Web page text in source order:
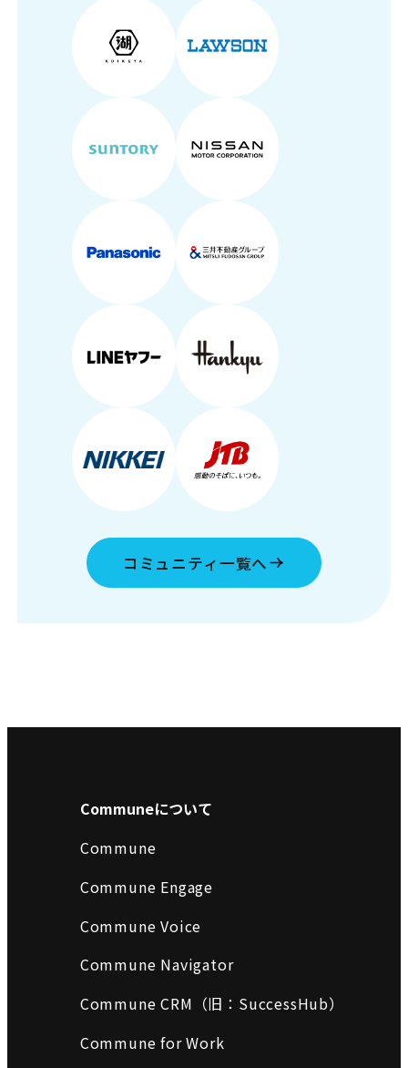
コミュニティ一覧へ
Communeについて
Commune
Commune Engage
Commune Voice
Commune Navigator
Commune CRM（旧：SuccessHub）
Commune for Work